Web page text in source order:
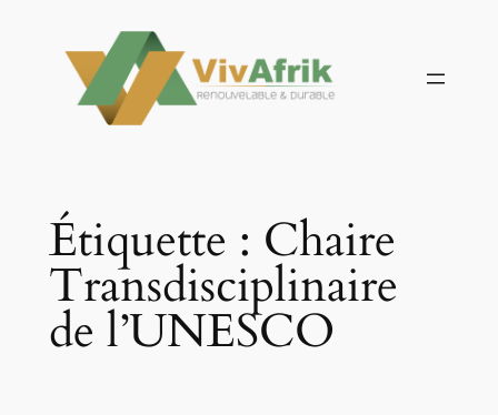
contenu
Étiquette : Chaire
Transdisciplinaire
de l’UNESCO